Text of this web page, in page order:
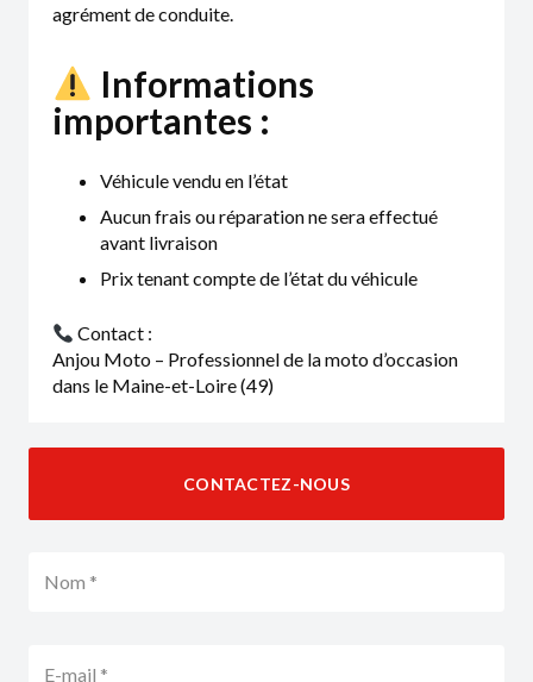
agrément de conduite.
Informations
importantes :
Véhicule vendu en l’état
Aucun frais ou réparation ne sera effectué
avant livraison
Prix tenant compte de l’état du véhicule
Contact :
Anjou Moto – Professionnel de la moto d’occasion
dans le Maine-et-Loire (49)
CONTACTEZ-NOUS